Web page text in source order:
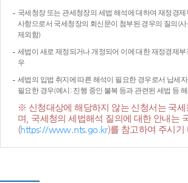
국세청장 또는 관세청장의 세법 해석에 대하여 재정경
사항으로서 국세청장의 회신문이 첨부된 경우의 질의(
제외함)
세법이 새로 제정되거나 개정되어 이에 대한 재정경제
우
세법의 입법 취지에 따른 해석이 필요한 경우로서 납세
필요한 경우(예시: 진행 중인 불복 등과 관련된 세법 등
※ 신청대상에 해당하지 않는 신청서는 국세
며, 국세청의 세법해석 질의에 대한 안내는
(https://www.nts.go.kr)를 참고하여 주시기